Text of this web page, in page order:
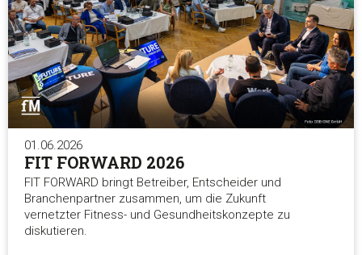
01.06.2026
FIT FORWARD 2026
FIT FORWARD bringt Betreiber, Entscheider und
Branchenpartner zusammen, um die Zukunft
vernetzter Fitness- und Gesundheitskonzepte zu
diskutieren.